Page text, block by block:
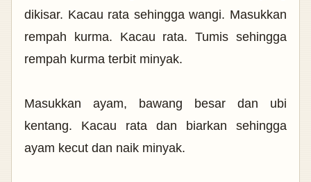
dikisar. Kacau rata sehingga wangi. Masukkan
rempah kurma. Kacau rata. Tumis sehingga
rempah kurma terbit minyak.
Masukkan ayam, bawang besar dan ubi
kentang. Kacau rata dan biarkan sehingga
ayam kecut dan naik minyak.